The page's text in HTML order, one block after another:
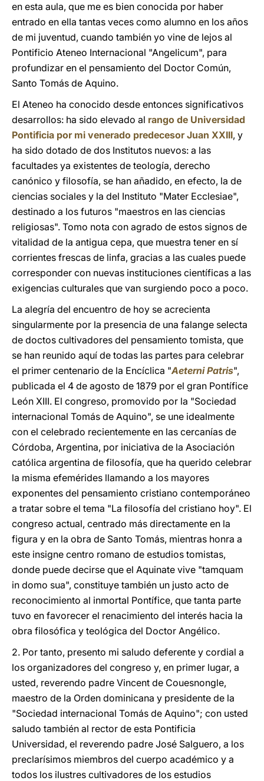
en esta aula, que me es bien conocida por haber
entrado en ella tantas veces como alumno en los años
de mi juventud, cuando también yo vine de lejos al
Pontificio Ateneo Internacional "Angelicum", para
profundizar en el pensamiento del Doctor Común,
Santo Tomás de Aquino.
El Ateneo ha conocido desde entonces significativos
desarrollos: ha sido elevado al rango de Universidad
Pontificia por mi venerado predecesor Juan XXIII, y
ha sido dotado de dos Institutos nuevos: a las
facultades ya existentes de teología, derecho
canónico y filosofía, se han añadido, en efecto, la de
ciencias sociales y la del Instituto "Mater Ecclesiae",
destinado a los futuros "maestros en las ciencias
religiosas". Tomo nota con agrado de estos signos de
vitalidad de la antigua cepa, que muestra tener en sí
corrientes frescas de linfa, gracias a las cuales puede
corresponder con nuevas instituciones científicas a las
exigencias culturales que van surgiendo poco a poco.
La alegría del encuentro de hoy se acrecienta
singularmente por la presencia de una falange selecta
de doctos cultivadores del pensamiento tomista, que
se han reunido aquí de todas las partes para celebrar
el primer centenario de la Encíclica "Aeterni Patris",
publicada el 4 de agosto de 1879 por el gran Pontífice
León XIII. El congreso, promovido por la "Sociedad
internacional Tomás de Aquino", se une idealmente
con el celebrado recientemente en las cercanías de
Córdoba, Argentina, por iniciativa de la Asociación
católica argentina de filosofía, que ha querido celebrar
la misma efemérides llamando a los mayores
exponentes del pensamiento cristiano contemporáneo
a tratar sobre el tema "La filosofía del cristiano hoy". El
congreso actual, centrado más directamente en la
figura y en la obra de Santo Tomás, mientras honra a
este insigne centro romano de estudios tomistas,
donde puede decirse que el Aquinate vive "tamquam
in domo sua", constituye también un justo acto de
reconocimiento al inmortal Pontífice, que tanta parte
tuvo en favorecer el renacimiento del interés hacia la
obra filosófica y teológica del Doctor Angélico.
2. Por tanto, presento mi saludo deferente y cordial a
los organizadores del congreso y, en primer lugar, a
usted, reverendo padre Vincent de Couesnongle,
maestro de la Orden dominicana y presidente de la
"Sociedad internacional Tomás de Aquino"; con usted
saludo también al rector de esta Pontificia
Universidad, el reverendo padre José Salguero, a los
preclarísimos miembros del cuerpo académico y a
todos los ilustres cultivadores de los estudios